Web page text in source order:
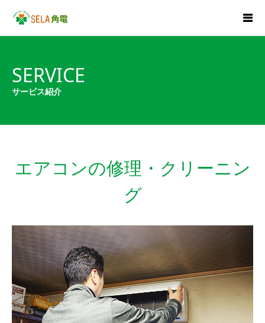
SERVICE
サービス紹介
エアコンの修理・クリーニン
グ